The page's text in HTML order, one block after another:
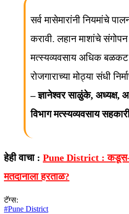
सर्व मासेमारांनी नियमांचे
करावी. लहान माशांचे
मत्स्यव्यवसाय अधिक
रोजगाराच्या मोठ्या संधी
– ज्ञानेश्वर साळुंके, अध्यक्ष,
विभाग मत्स्यव्यवसाय
हेही वाचा : Pune District : कडूस-
मतदानाला हरताळ?
टॅग्स:
#Pune District